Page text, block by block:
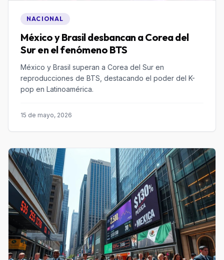
NACIONAL
México y Brasil desbancan a Corea del
Sur en el fenómeno BTS
México y Brasil superan a Corea del Sur en
reproducciones de BTS, destacando el poder del K-
pop en Latinoamérica.
15 de mayo, 2026